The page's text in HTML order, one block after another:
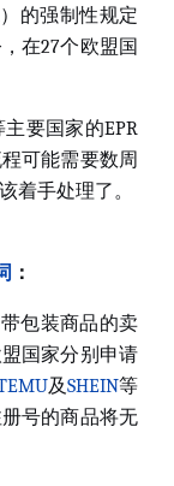
的强制性规定
在27个欧盟国
要国家的EPR
可能需要数周
着手处理了。
：
带包装商品的卖
国家分别申请
及SHEIN等
号的商品将无